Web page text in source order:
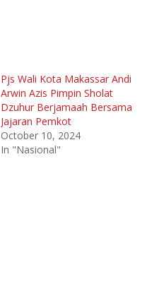
Pjs Wali Kota Makassar Andi
Arwin Azis Pimpin Sholat
Dzuhur Berjamaah Bersama
Jajaran Pemkot
October 10, 2024
In "Nasional"